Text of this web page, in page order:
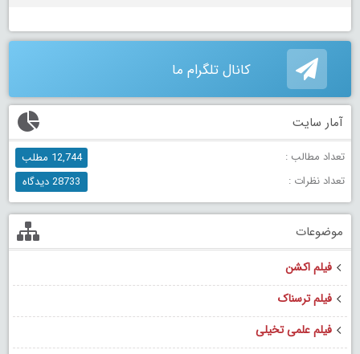
کانال تلگرام ما
آمار سایت
تعداد مطالب :
12,744 مطلب
تعداد نظرات :
28733 دیدگاه
موضوعات
فیلم اکشن
فیلم ترسناک
فیلم علمی تخیلی